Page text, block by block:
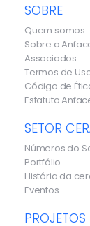
SOBRE
Quem somos
Sobre a
Associados
Termos de
Código de
Estatuto
SETOR
Números do
Portfólio
História da
Eventos
PROJETOS